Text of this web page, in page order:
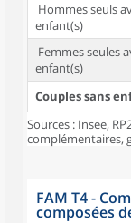
Hommes seuls
enfant(s)
Femmes seules
enfant(s)
Couples sans
Sources : Insee,
complémentaires,
FAM T4 -
composées